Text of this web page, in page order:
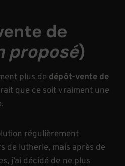
de
proposé)
plus de dépôt-vente de
que ce soit vraiment une
régulièrement
de lutherie, mais après de
j’ai décidé de ne plus